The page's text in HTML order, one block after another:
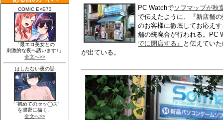
PC Watchでソフマップが秋
で伝えたように、『新店舗
のお客様に徹底してお応え
舗の統廃合が行われる。PC
でに閉店する』
と伝えてい
が出ている。